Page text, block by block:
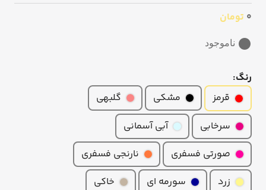
0 تومان
ناموجود
رنگ:
قرمز
مشکی
گلبهی
سرخابی
آبی آسمانی
صورتی فسفری
نارنجی فسفری
زرد
سورمه ای
خاکی